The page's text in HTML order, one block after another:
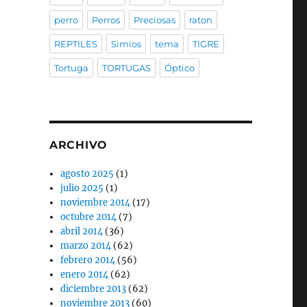
perro Perros Preciosas raton
REPTILES Simios tema TIGRE
Tortuga TORTUGAS Óptico
ARCHIVO
agosto 2025 (1)
julio 2025 (1)
noviembre 2014(17)
octubre 2014(7)
abril 2014(36)
marzo 2014(62)
febrero 2014(56)
enero 2014(62)
diciembre 2013 (62)
noviembre 2013 (60)